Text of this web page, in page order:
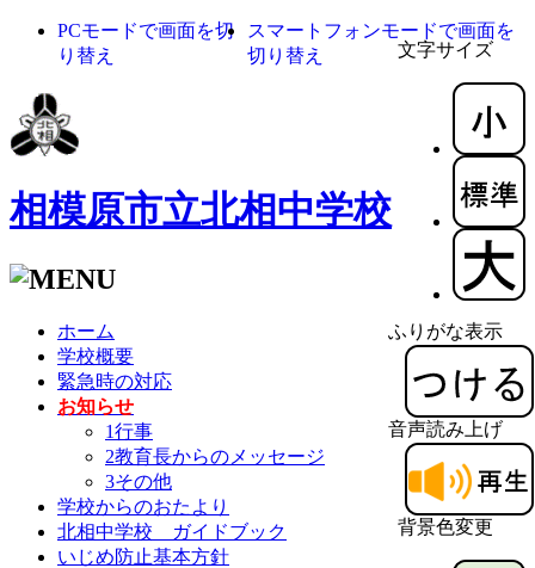
文字サイズ
ふりがな表示
音声読み上げ
背景色変更
PCモードで画面を切
り替え
スマートフォンモードで画面を
切り替え
相模原市立北相中学校
ホーム
学校概要
緊急時の対応
お知らせ
1行事
2教育長からのメッセージ
3その他
学校からのおたより
北相中学校 ガイドブック
いじめ防止基本方針